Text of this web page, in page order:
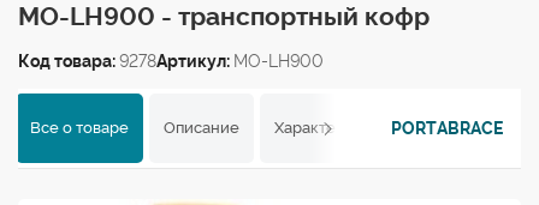
MO-LH900 - транспортный кофр
Код товара:9278Артикул: MO-LH900
Все о товаре Описание Характеристики Отзывы
PORTABRACE